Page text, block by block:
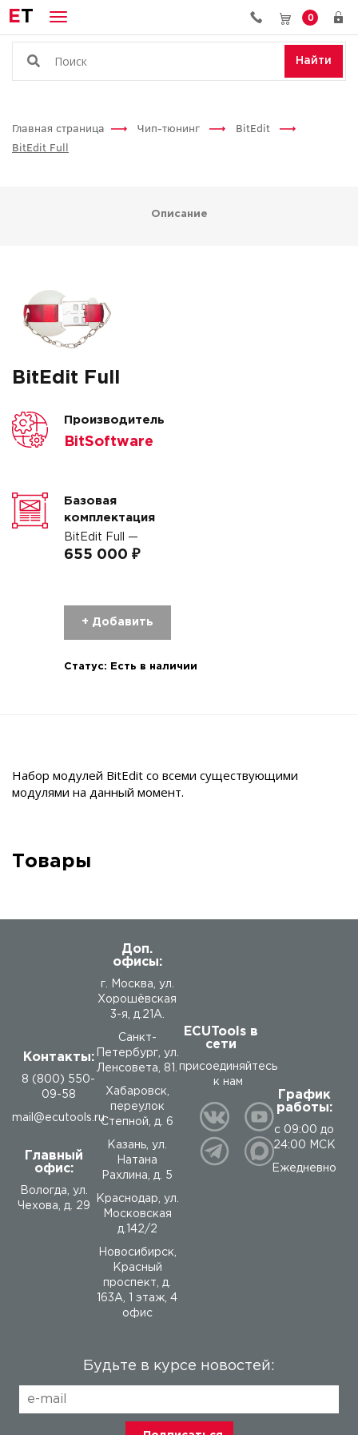
ET 0
Найти
Главная страница Чип-тюнинг
BitEdit
BitEdit Full
Описание
BitEdit Full
Производитель
BitSoftware
Базовая
комплектация
BitEdit Full —
655 000 ₽
+ Добавить
Статус: Есть в наличии
Набор модулей BitEdit со всеми существующими
модулями на данный момент.
Товары
Контакты:
8 (800) 550-
09-58
mail@ecutools.ru
Главный
офис:
Вологда, ул.
Чехова, д. 29
Доп.
офисы:
г. Москва, ул.
Хорошёвская
3-я, д.21А.
Санкт-
Петербург, ул.
Ленсовета, 81.
Хабаровск,
переулок
Степной, д. 6
Казань, ул.
Натана
Рахлина, д. 5
Краснодар, ул.
Московская
д.142/2
Новосибирск,
Красный
проспект, д.
163А, 1 этаж, 4
офис
ECUTools в
сети
присоединяйтесь
к нам
График
работы:
с 09:00 до
24:00 МСК
Ежедневно
Будьте в курсе новостей: